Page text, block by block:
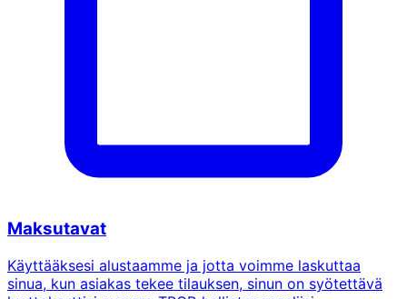
Maksutavat
Käyttääksesi alustaamme ja jotta voimme laskuttaa
sinua, kun asiakas tekee tilauksen, sinun on syötettävä